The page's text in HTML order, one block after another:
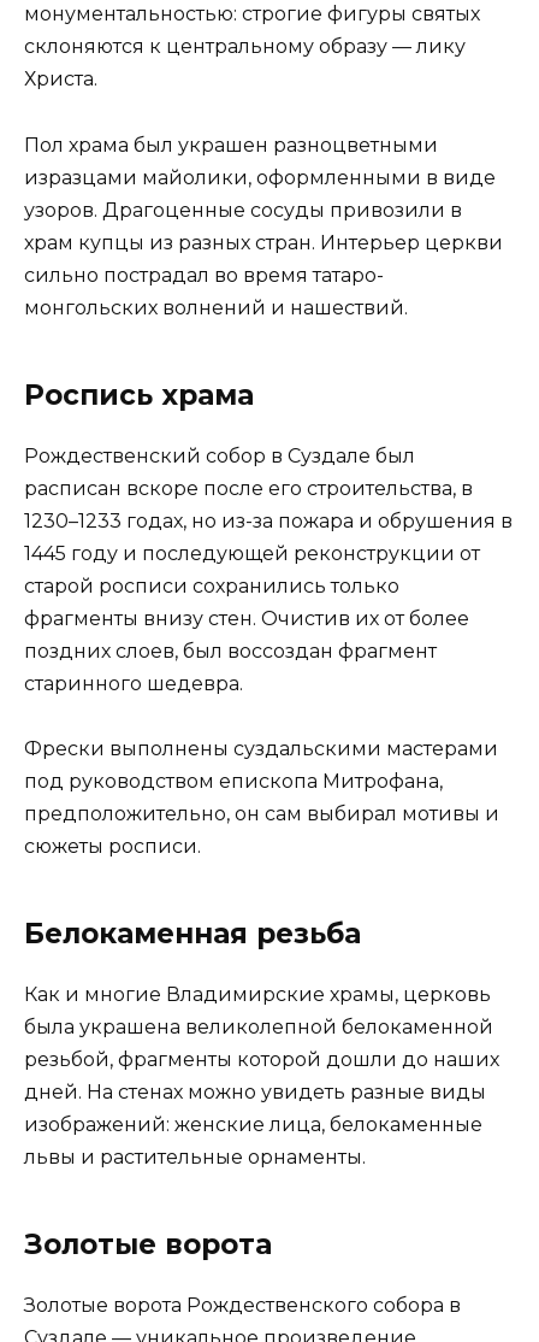
монументальностью: строгие фигуры святых
склоняются к центральному образу — лику
Христа.
Пол храма был украшен разноцветными
изразцами майолики, оформленными в виде
узоров. Драгоценные сосуды привозили в
храм купцы из разных стран. Интерьер церкви
сильно пострадал во время татаро-
монгольских волнений и нашествий.
Роспись храма
Рождественский собор в Суздале был
расписан вскоре после его строительства, в
1230–1233 годах, но из-за пожара и обрушения в
1445 году и последующей реконструкции от
старой росписи сохранились только
фрагменты внизу стен. Очистив их от более
поздних слоев, был воссоздан фрагмент
старинного шедевра.
Фрески выполнены суздальскими мастерами
под руководством епископа Митрофана,
предположительно, он сам выбирал мотивы и
сюжеты росписи.
Белокаменная резьба
Как и многие Владимирские храмы, церковь
была украшена великолепной белокаменной
резьбой, фрагменты которой дошли до наших
дней. На стенах можно увидеть разные виды
изображений: женские лица, белокаменные
львы и растительные орнаменты.
Золотые ворота
Золотые ворота Рождественского собора в